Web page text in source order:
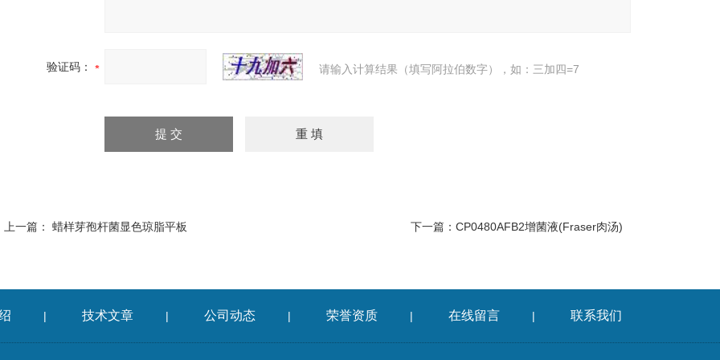
验证码： 请输入计算结果（填写阿拉伯数字），如：三加四=7
上一篇： 蜡样芽孢杆菌显色琼脂平板 下一篇： CP0480AFB2增菌液(Fraser肉汤)
| 技术文章 | 公司动态 | 荣誉资质 | 在线留言 | 联系我们